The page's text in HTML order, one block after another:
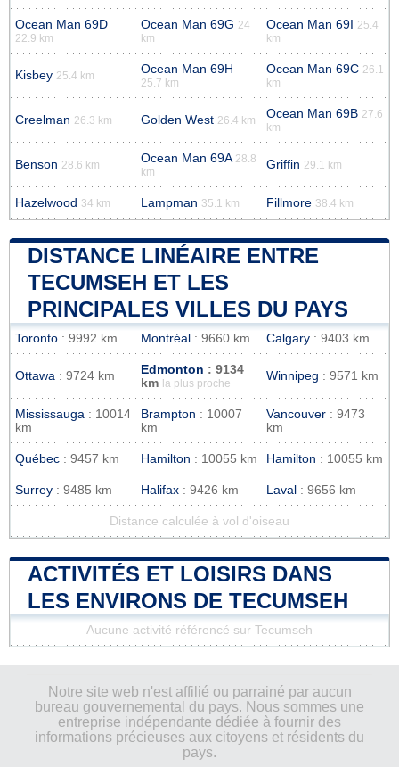
Ocean Man 69D
22.9 km
Ocean Man 69G 24
km
Ocean Man 69I 25.4
km
Kisbey 25.4 km Ocean Man 69H
25.7 km
Ocean Man 69C 26.1
km
Creelman 26.3 km Golden West 26.4 km Ocean Man 69B 27.6
km
Benson 28.6 km Ocean Man 69A 28.8
km
Griffin 29.1 km
Hazelwood 34 km Lampman 35.1 km Fillmore 38.4 km
DISTANCE LINÉAIRE ENTRE
TECUMSEH ET LES
PRINCIPALES VILLES DU PAYS
Toronto : 9992 km Montréal : 9660 km Calgary : 9403 km
Ottawa : 9724 km Edmonton : 9134
km
la plus proche
Winnipeg : 9571 km
Mississauga : 10014
km
Brampton : 10007
km
Vancouver : 9473
km
Québec : 9457 km Hamilton : 10055 km Hamilton : 10055 km
Surrey : 9485 km Halifax : 9426 km Laval : 9656 km
Distance calculée à vol d'oiseau
ACTIVITÉS ET LOISIRS DANS
LES ENVIRONS DE TECUMSEH
Aucune activité référencé sur Tecumseh
Notre site web n'est affilié ou parrainé par aucun
bureau gouvernemental du pays. Nous sommes une
entreprise indépendante dédiée à fournir des
informations précieuses aux citoyens et résidents du
pays.